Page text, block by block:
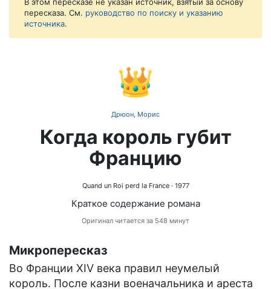
пересказа. См. руководство по поиску и указанию
источника.
👑
Дрюон, Морис
Когда король губит
Францию
Quand un Roi perd la France· 1977
Краткое содержание романа
Оригинал читается за 548 минут
Микропересказ
Во Франции XIV века правил неумелый
король. После казни военачальника и ареста